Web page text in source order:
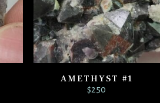
AMETHYST #1
$250